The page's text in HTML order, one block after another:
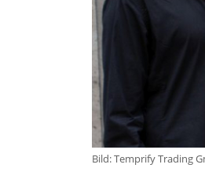
Bild: Temprify Trading